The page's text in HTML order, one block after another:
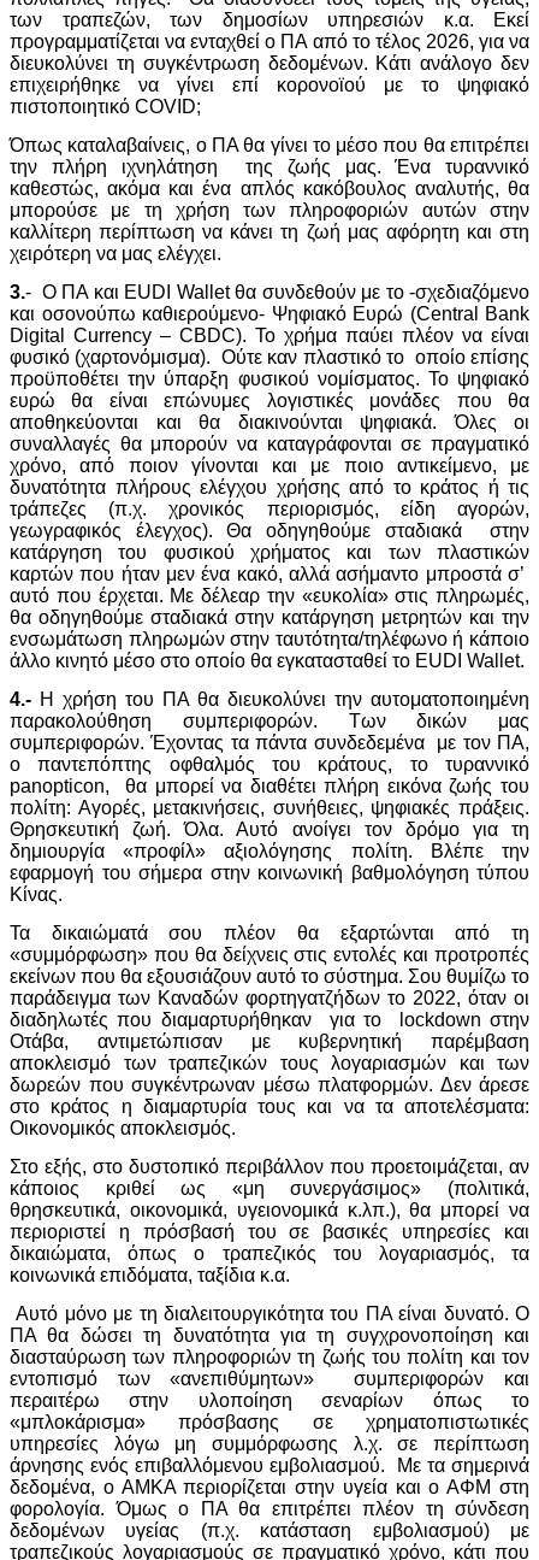
των τραπεζών, των δημοσίων υπηρεσιών κ.α. Εκεί
προγραμματίζεται να ενταχθεί ο ΠΑ από το τέλος 2026, για να
διευκολύνει τη συγκέντρωση δεδομένων. Κάτι ανάλογο δεν
επιχειρήθηκε να γίνει επί κορονοϊού με το ψηφιακό
πιστοποιητικό COVID;
Όπως καταλαβαίνεις, ο ΠΑ θα γίνει το μέσο που θα επιτρέπει
την πλήρη ιχνηλάτηση της ζωής μας. Ένα τυραννικό
καθεστώς, ακόμα και ένα απλός κακόβουλος αναλυτής, θα
μπορούσε με τη χρήση των πληροφοριών αυτών στην
καλλίτερη περίπτωση να κάνει τη ζωή μας αφόρητη και στη
χειρότερη να μας ελέγχει.
3.- Ο ΠΑ και EUDI Wallet θα συνδεθούν με το -σχεδιαζόμενο
και οσονούπω καθιερούμενο- Ψηφιακό Ευρώ (Central Bank
Digital Currency – CBDC). Το χρήμα παύει πλέον να είναι
φυσικό (χαρτονόμισμα). Ούτε καν πλαστικό το οποίο επίσης
προϋποθέτει την ύπαρξη φυσικού νομίσματος. Το ψηφιακό
ευρώ θα είναι επώνυμες λογιστικές μονάδες που θα
αποθηκεύονται και θα διακινούνται ψηφιακά. Όλες οι
συναλλαγές θα μπορούν να καταγράφονται σε πραγματικό
χρόνο, από ποιον γίνονται και με ποιο αντικείμενο, με
δυνατότητα πλήρους ελέγχου χρήσης από το κράτος ή τις
τράπεζες (π.χ. χρονικός περιορισμός, είδη αγορών,
γεωγραφικός έλεγχος). Θα οδηγηθούμε σταδιακά στην
κατάργηση του φυσικού χρήματος και των πλαστικών
καρτών που ήταν μεν ένα κακό, αλλά ασήμαντο μπροστά σ’
αυτό που έρχεται. Με δέλεαρ την «ευκολία» στις πληρωμές,
θα οδηγηθούμε σταδιακά στην κατάργηση μετρητών και την
ενσωμάτωση πληρωμών στην ταυτότητα/τηλέφωνο ή κάποιο
άλλο κινητό μέσο στο οποίο θα εγκατασταθεί το EUDI Wallet.
4.- Η χρήση του ΠΑ θα διευκολύνει την αυτοματοποιημένη
παρακολούθηση συμπεριφορών. Των δικών μας
συμπεριφορών. Έχοντας τα πάντα συνδεδεμένα με τον ΠΑ,
ο παντεπόπτης οφθαλμός του κράτους, το τυραννικό
panopticon, θα μπορεί να διαθέτει πλήρη εικόνα ζωής του
πολίτη: Αγορές, μετακινήσεις, συνήθειες, ψηφιακές πράξεις.
Θρησκευτική ζωή. Όλα. Αυτό ανοίγει τον δρόμο για τη
δημιουργία «προφίλ» αξιολόγησης πολίτη. Βλέπε την
εφαρμογή του σήμερα στην κοινωνική βαθμολόγηση τύπου
Κίνας.
Τα δικαιώματά σου πλέον θα εξαρτώνται από τη
«συμμόρφωση» που θα δείχνεις στις εντολές και προτροπές
εκείνων που θα εξουσιάζουν αυτό το σύστημα. Σου θυμίζω το
παράδειγμα των Καναδών φορτηγατζήδων το 2022, όταν οι
διαδηλωτές που διαμαρτυρήθηκαν για το lockdown στην
Οτάβα, αντιμετώπισαν με κυβερνητική παρέμβαση
αποκλεισμό των τραπεζικών τους λογαριασμών και των
δωρεών που συγκέντρωναν μέσω πλατφορμών. Δεν άρεσε
στο κράτος η διαμαρτυρία τους και να τα αποτελέσματα:
Οικονομικός αποκλεισμός.
Στο εξής, στο δυστοπικό περιβάλλον που προετοιμάζεται, αν
κάποιος κριθεί ως «μη συνεργάσιμος» (πολιτικά,
θρησκευτικά, οικονομικά, υγειονομικά κ.λπ.), θα μπορεί να
περιοριστεί η πρόσβασή του σε βασικές υπηρεσίες και
δικαιώματα, όπως ο τραπεζικός του λογαριασμός, τα
κοινωνικά επιδόματα, ταξίδια κ.α.
Αυτό μόνο με τη διαλειτουργικότητα του ΠΑ είναι δυνατό. Ο
ΠΑ θα δώσει τη δυνατότητα για τη συγχρονοποίηση και
διασταύρωση των πληροφοριών τη ζωής του πολίτη και τον
εντοπισμό των «ανεπιθύμητων» συμπεριφορών και
περαιτέρω στην υλοποίηση σεναρίων όπως το
«μπλοκάρισμα» πρόσβασης σε χρηματοπιστωτικές
υπηρεσίες λόγω μη συμμόρφωσης λ.χ. σε περίπτωση
άρνησης ενός επιβαλλόμενου εμβολιασμού. Με τα σημερινά
δεδομένα, ο ΑΜΚΑ περιορίζεται στην υγεία και ο ΑΦΜ στη
φορολογία. Όμως ο ΠΑ θα επιτρέπει πλέον τη σύνδεση
δεδομένων υγείας (π.χ. κατάσταση εμβολιασμού) με
τραπεζικούς λογαριασμούς σε πραγματικό χρόνο, κάτι που